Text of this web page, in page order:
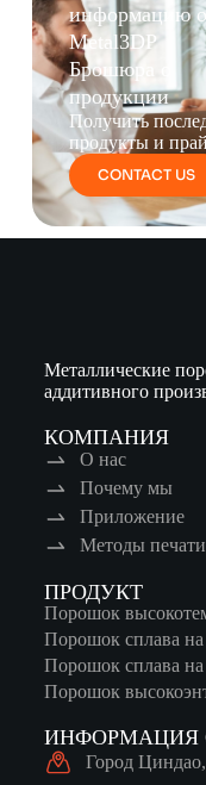
информацию
Metal3DP
Брошюра о
продукции
Получить
продукты и
CONTACT US
Металлические
аддитивного
КОМПАНИЯ
О нас
Почему мы
Приложение
Методы печати
ПРОДУКТ
Порошок
Порошок сплава
Порошок сплава на
Порошок
ИНФОРМАЦИЯ
Город